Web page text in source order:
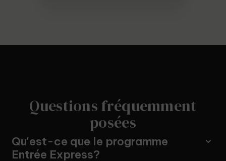
Questions fréquemment
posées
Qu'est-ce que le programme
Entrée Express?